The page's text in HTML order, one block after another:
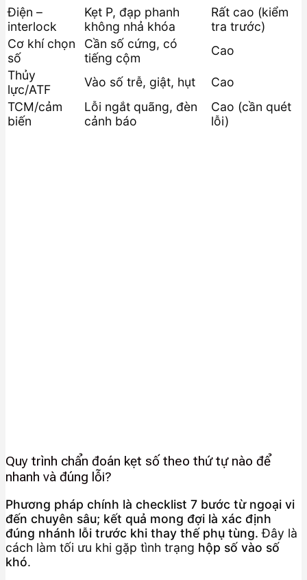
Điện –
interlock
Kẹt P, đạp phanh
không nhả khóa
Rất cao (kiểm
tra trước)
Cơ khí chọn
số
Cần số cứng, có
tiếng cộm
Cao
Thủy
lực/ATF
Vào số trễ, giật, hụt
Cao
TCM/cảm
biến
Lỗi ngắt quãng, đèn
cảnh báo
Cao (cần quét
lỗi)
Quy trình chẩn đoán kẹt số theo thứ tự nào để
nhanh và đúng lỗi?
Phương pháp chính là checklist 7 bước từ ngoại vi
đến chuyên sâu; kết quả mong đợi là xác định
đúng nhánh lỗi trước khi thay thế phụ tùng. Đây là
cách làm tối ưu khi gặp tình trạng hộp số vào số
khó.